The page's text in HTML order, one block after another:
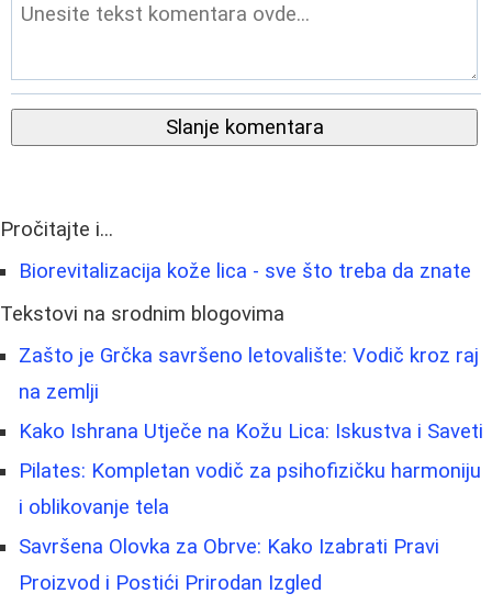
Slanje komentara
Pročitajte i...
Biorevitalizacija kože lica - sve što treba da znate
Tekstovi na srodnim blogovima
Zašto je Grčka savršeno letovalište: Vodič kroz raj
na zemlji
Kako Ishrana Utječe na Kožu Lica: Iskustva i Saveti
Pilates: Kompletan vodič za psihofizičku harmoniju
i oblikovanje tela
Savršena Olovka za Obrve: Kako Izabrati Pravi
Proizvod i Postići Prirodan Izgled